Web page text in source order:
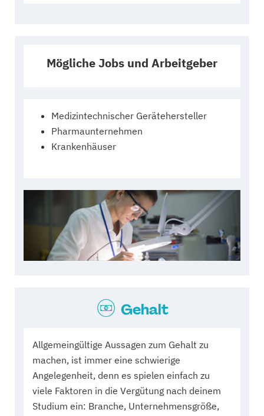
Mögliche Jobs und Arbeitgeber
Medizintechnischer Gerätehersteller
Pharmaunternehmen
Krankenhäuser
Gehalt
Allgemeingültige Aussagen zum Gehalt zu
machen, ist immer eine schwierige
Angelegenheit, denn es spielen einfach zu
viele Faktoren in die Vergütung nach deinem
Studium ein: Branche, Unternehmensgröße,